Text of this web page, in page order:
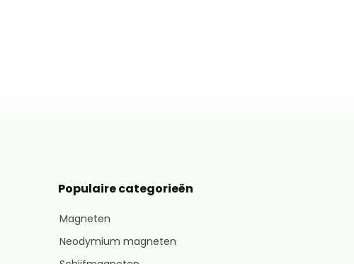
Populaire categorieën
Magneten
Neodymium magneten